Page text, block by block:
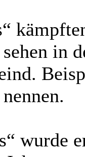
in
wurde